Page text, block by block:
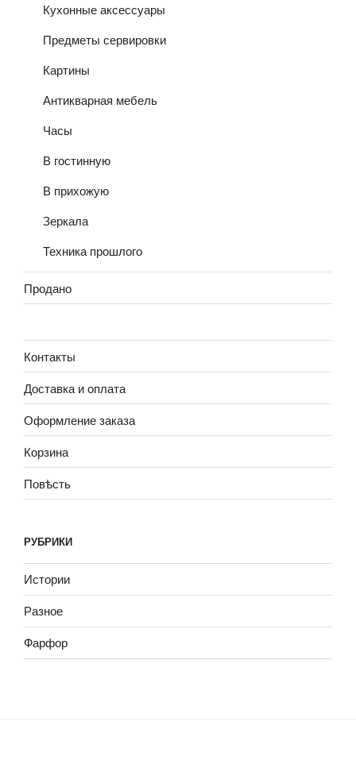
Кухонные аксессуары
Предметы сервировки
Картины
Антикварная мебель
Часы
В гостинную
В прихожую
Зеркала
Техника прошлого
Продано
Контакты
Доставка и оплата
Оформление заказа
Корзина
Повѣсть
РУБРИКИ
Истории
Разное
Фарфор